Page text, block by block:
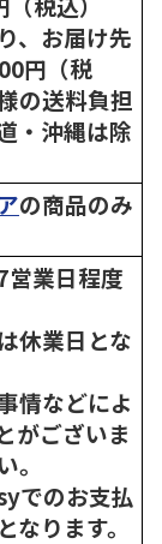
、お届け先
円（税
の送料負担
・沖縄は除
の商品のみ
営業日程度
休業日とな
情などによ
がございま
。
でのお支払
ります。